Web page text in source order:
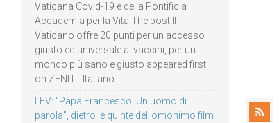
Vaticana Covid-19 e della Pontificia
Accademia per la Vita The post Il
Vaticano offre 20 punti per un accesso
giusto ed universale ai vaccini, per un
mondo più sano e giusto appeared first
on ZENIT - Italiano.
LEV: “Papa Francesco. Un uomo di
parola”, dietro le quinte dell’omonimo film